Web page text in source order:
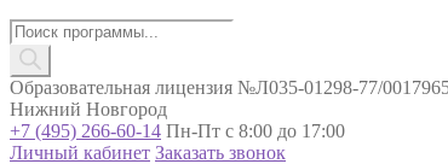
Поиск
товаров
Образовательная лицензия №Л035-01298-77/
Нижний Новгород
+7 (495) 266-60-14 Пн-Пт с 8:00 до 17:00
Личный кабинет Заказать звонок